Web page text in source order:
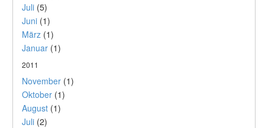
Juli (5)
Juni (1)
März (1)
Januar (1)
2011
November (1)
Oktober (1)
August (1)
Juli (2)